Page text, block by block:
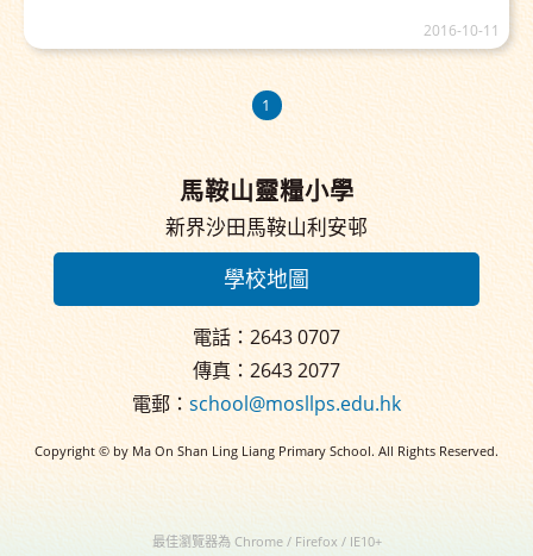
2016-10-11
1
馬鞍山靈糧小學
新界沙田馬鞍山利安邨
學校地圖
電話：2643 0707
傳真：2643 2077
電郵： school@mosllps.edu.hk
Copyright © by Ma On Shan Ling Liang Primary School. All Rights Reserved.
最佳瀏覽器為 Chrome / Firefox / IE10+